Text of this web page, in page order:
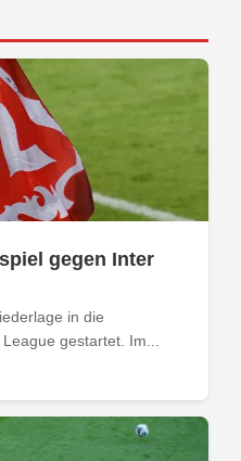
gegen Inter
in die
gestartet. Im...